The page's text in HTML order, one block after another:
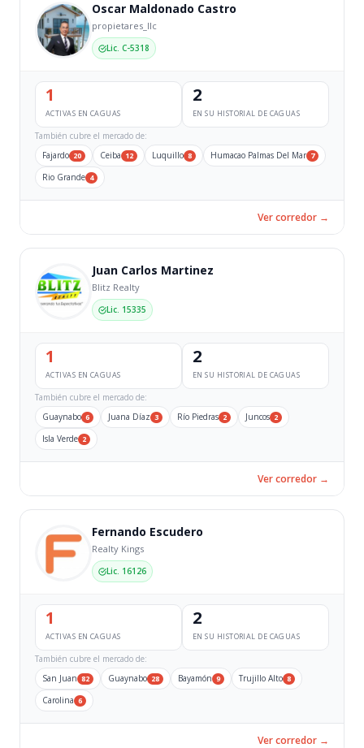
Oscar Maldonado Castro
propietares_llc
Lic. C-5318
1
ACTIVAS EN CAGUAS
2
EN SU HISTORIAL DE CAGUAS
También cubre el mercado de:
Fajardo 20 Ceiba 12 Luquillo 8 Humacao Palmas Del Mar 7
Rio Grande 4
Ver corredor →
Juan Carlos Martinez
Blitz Realty
Lic. 15335
1
ACTIVAS EN CAGUAS
2
EN SU HISTORIAL DE CAGUAS
También cubre el mercado de:
Guaynabo 6 Juana Díaz 3 Río Piedras 2 Juncos 2
Isla Verde 2
Ver corredor →
Fernando Escudero
Realty Kings
Lic. 16126
1
ACTIVAS EN CAGUAS
2
EN SU HISTORIAL DE CAGUAS
También cubre el mercado de:
San Juan 82 Guaynabo 28 Bayamón 9 Trujillo Alto 8
Carolina 6
Ver corredor →